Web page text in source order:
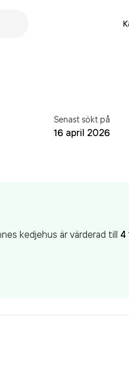
Senast sökt på
16 april 2026
kedjehus är värderad till 4